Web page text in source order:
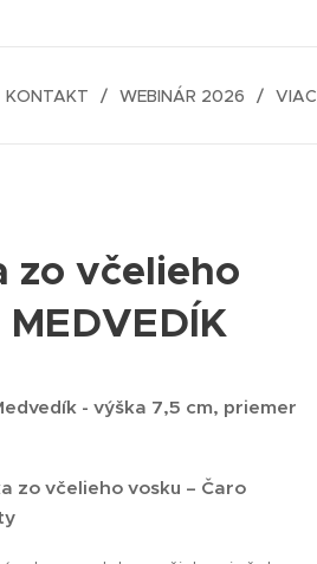
KONTAKT WEBINÁR 2026 VIAC
zo včelieho
- výška 7,5 cm, priemer
zo včelieho vosku – Čaro